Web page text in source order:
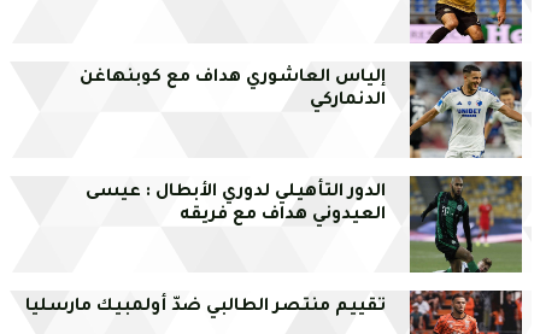
إلياس العاشوري هداف مع كوبنهاغن
الدنماركي
الدور التأهيلي لدوري الأبطال : عيسى
العيدوني هداف مع فريقه
تقييم منتصر الطالبي ضدّ أولمبيك مارسليا